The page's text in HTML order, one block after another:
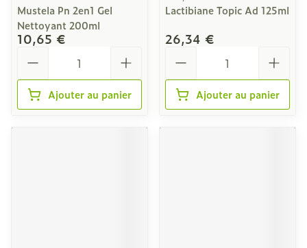
Mustela Pn 2en1 Gel
Nettoyant 200ml
10,65 €
Ajouter au panier
Lactibiane Topic Ad 125ml
26,34 €
Ajouter au panier